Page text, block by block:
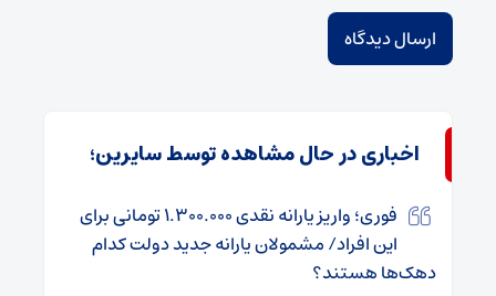
اخباری در حال مشاهده توسط سایرین؛
فوری؛ واریز یارانه نقدی ۱.۳۰۰.۰۰۰ تومانی برای
این افراد/ مشمولان یارانه جدید دولت کدام
دهک‌ها هستند؟